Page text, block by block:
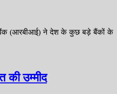
बैंक (आरबीआई) ने देश के कुछ बड़े बैंकों के
की उम्मीद